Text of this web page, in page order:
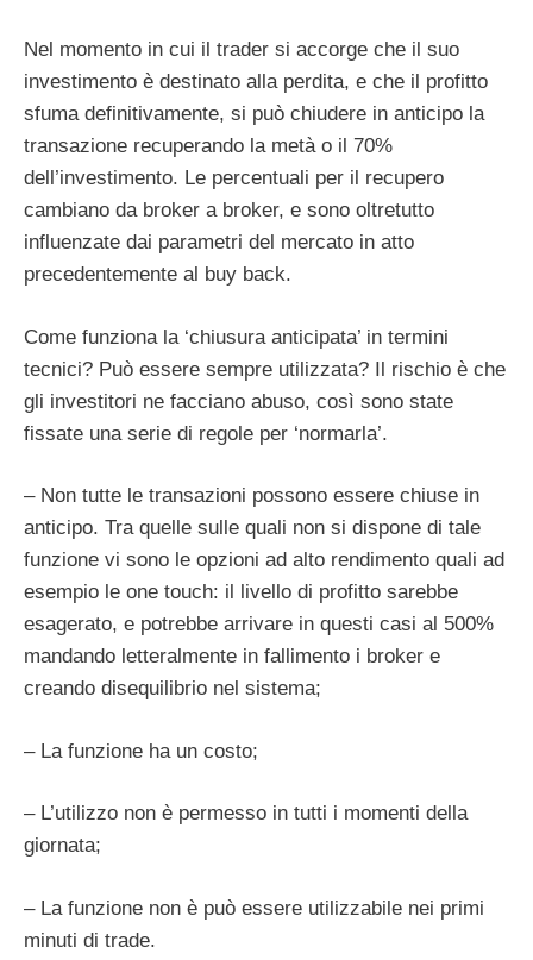
Nel momento in cui il trader si accorge che il suo
investimento è destinato alla perdita, e che il profitto
sfuma definitivamente, si può chiudere in anticipo la
transazione recuperando la metà o il 70%
dell’investimento. Le percentuali per il recupero
cambiano da broker a broker, e sono oltretutto
influenzate dai parametri del mercato in atto
precedentemente al buy back.
Come funziona la ‘chiusura anticipata’ in termini
tecnici? Può essere sempre utilizzata? Il rischio è che
gli investitori ne facciano abuso, così sono state
fissate una serie di regole per ‘normarla’.
– Non tutte le transazioni possono essere chiuse in
anticipo. Tra quelle sulle quali non si dispone di tale
funzione vi sono le opzioni ad alto rendimento quali ad
esempio le one touch: il livello di profitto sarebbe
esagerato, e potrebbe arrivare in questi casi al 500%
mandando letteralmente in fallimento i broker e
creando disequilibrio nel sistema;
– La funzione ha un costo;
– L’utilizzo non è permesso in tutti i momenti della
giornata;
– La funzione non è può essere utilizzabile nei primi
minuti di trade.